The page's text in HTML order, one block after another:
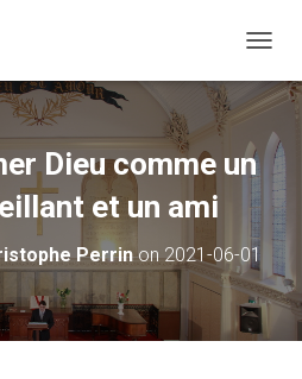
U
V
/
E
R
M
E
R
Dieu comme un
et un ami
Perrinon 2021-06-01